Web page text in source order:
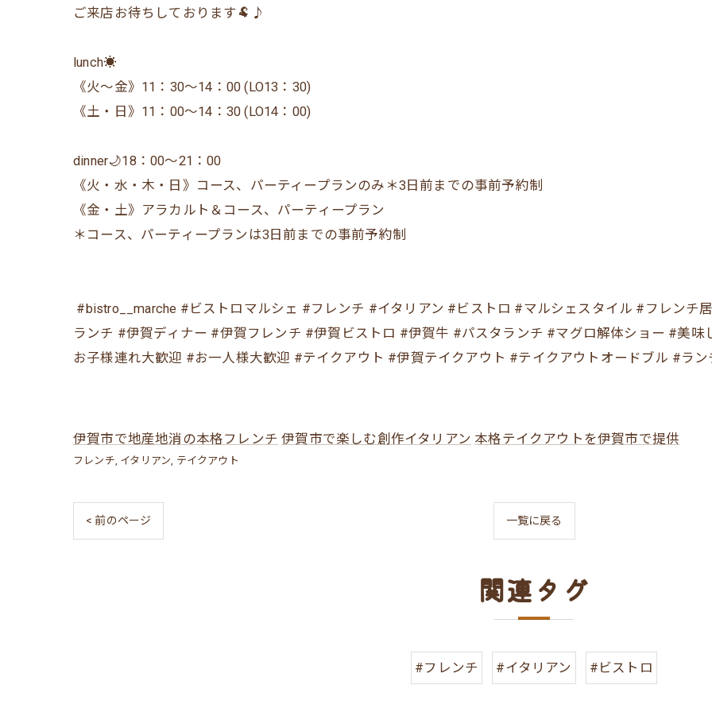
ご来店お待ちしております🐏♪
lunch☀️
《火〜金》11：30〜14：00 (LO13：30)
《土・日》11：00〜14：30 (LO14：00)
dinner🌙18：00〜21：00
《火・水・木・日》コース、パーティープランのみ＊3日前までの事前予約制
《金・土》アラカルト＆コース、パーティープラン
＊コース、パーティープランは3日前までの事前予約制
#bistro__marche #ビストロマルシェ #フレンチ #イタリアン #ビストロ #マルシェスタイル #フレンチ
ランチ #伊賀ディナー #伊賀フレンチ #伊賀ビストロ #伊賀牛 #パスタランチ #マグロ解体ショー #美
お子様連れ大歓迎 #お一人様大歓迎 #テイクアウト #伊賀テイクアウト #テイクアウトオードブル #ラン
伊賀市で地産地消の本格フレンチ 伊賀市で楽しむ創作イタリアン 本格テイクアウトを伊賀市で提供
フレンチ イタリアン テイクアウト
< 前のページ 一覧に戻る
関連タグ
#フレンチ #イタリアン #ビストロ